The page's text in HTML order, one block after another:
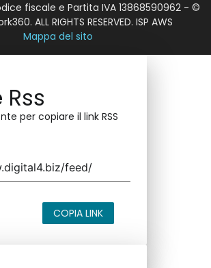
fiscale e Partita IVA 13868590962 - ©
ALL RIGHTS RESERVED. ISP AWS
Mappa del sito
per copiare il link RSS
COPIA LINK